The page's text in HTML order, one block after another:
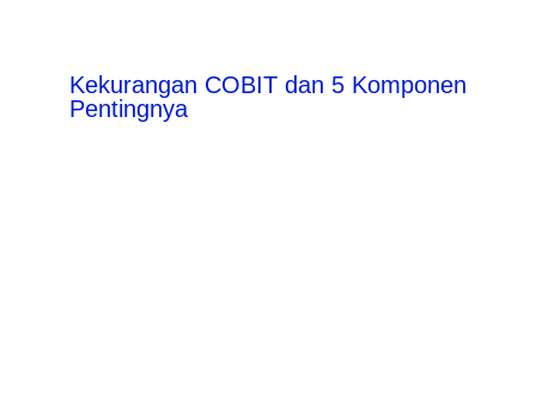
Kekurangan COBIT dan 5 Komponen
Pentingnya